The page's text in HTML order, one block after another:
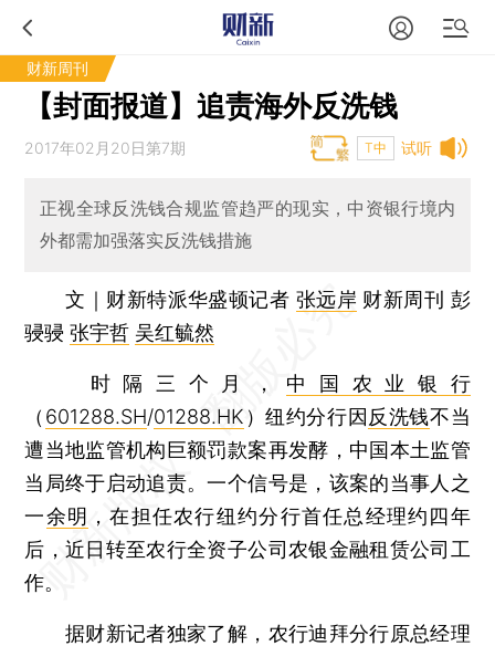
财新周刊
【封面报道】追责海外反洗钱
试听
2017年02月20日第7期 T中
正视全球反洗钱合规监管趋严的现实，中资银行境内
外都需加强落实反洗钱措施
文｜财新特派华盛顿记者 张远岸 财新周刊 彭
骎骎张宇哲 吴红毓然
时隔三个月， 中国农业银行
（ 601288.SH/01288.HK ）纽约分行因 反洗钱不当
遭当地监管机构巨额罚款案再发酵，中国本土监管
当局终于启动追责。一个信号是，该案的当事人之
一余明 ，在担任农行纽约分行首任总经理约四年
后，近日转至农行全资子公司农银金融租赁公司工
作。
据财新记者独家了解，农行迪拜分行原总经理